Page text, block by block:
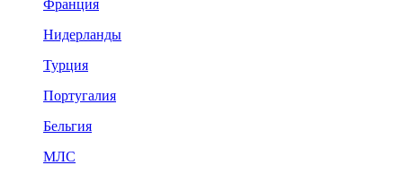
Франция
Нидерланды
Турция
Португалия
Бельгия
МЛС